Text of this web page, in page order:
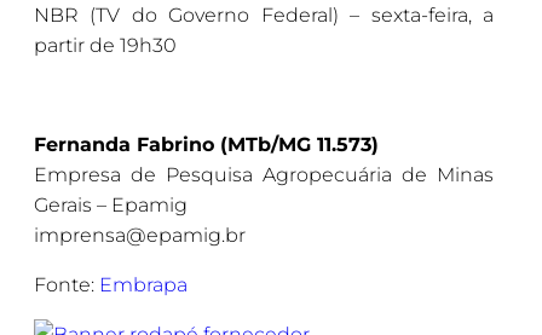
NBR (TV do Governo Federal) – sexta-feira, a
partir de 19h30
Fernanda Fabrino (MTb/MG 11.573)
Empresa de Pesquisa Agropecuária de Minas
Gerais – Epamig
imprensa@epamig.br
Fonte: Embrapa